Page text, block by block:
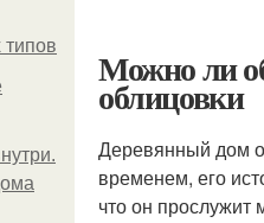
типов
Можно ли
облицовки
Деревянный дом
временем, его
что он прослужит